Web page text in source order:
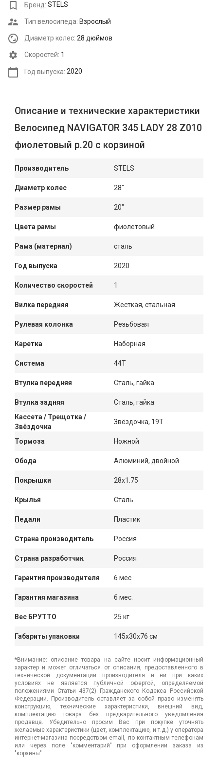
Бренд: STELS
Тип велосипеда: Взрослый
Диаметр колес: 28 дюймов
Cкоростей: 1
Год выпуска: 2020
Описание и технические характеристики
Велосипед NAVIGATOR 345 LADY 28 Z010
фиолетовый р.20 с корзиной
Производитель STELS
Диаметр колес 28"
Размер рамы 20"
Цвета рамы фиолетовый
Рама (материал) сталь
Год выпуска 2020
Количество скоростей 1
Вилка передняя Жесткая, стальная
Рулевая колонка Резьбовая
Каретка Наборная
Система 44Т
Втулка передняя Сталь, гайка
Втулка задняя
Сталь, гайка
Кассета / Трещотка /
Звёздочка
Звёздочка, 19Т
Тормоза Ножной
Обода Алюминий, двойной
Покрышки 28x1.75
Крылья Сталь
Педали Пластик
Страна производитель Россия
Страна разработчик Россия
Гарантия производителя 6 мес.
Гарантия магазина 6 мес.
Вес БРУТТО 25 кг
Габариты упаковки 145x30x76 см
*Внимание: описание товара на сайте носит информационный
характер и может отличаться от описания, предоставленного в
технической документации производителя и ни при каких
условиях не является публичной офертой, определяемой
положениями Статьи 437(2) Гражданского Кодекса Российской
Федерации. Производитель оставляет за собой право изменять
конструкцию, технические характеристики, внешний вид,
комплектацию товара без предварительного уведомления
продавца. Убедительно просим Вас при покупке уточнять
желаемые характеристики (цвет, комплектацию, и т.д.) у оператора
интернет-магазина посредством email, по контактным телефонам
или через поле "комментарий" при оформлении заказа из
"корзины".